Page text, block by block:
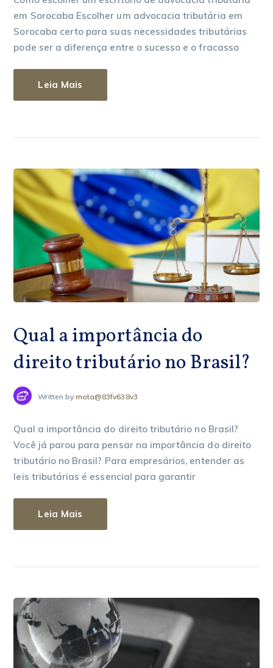
em Sorocaba Escolher um advocacia tributária em
Sorocaba certo para suas necessidades tributárias
pode ser a diferença entre o sucesso e o fracasso
Leia Mais
Qual a importância do
direito tributário no Brasil?
Written bymota@83fv638v3
Qual a importância do direito tributário no Brasil?
Você já parou para pensar na importância do direito
tributário no Brasil? Para empresários, entender as
leis tributárias é essencial para garantir
Leia Mais